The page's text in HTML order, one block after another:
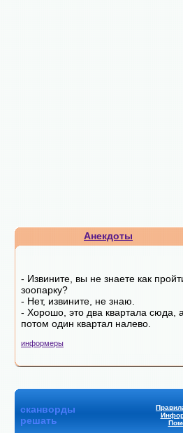
Анекдоты
- Извините, вы не знаете как
зоопарку?
- Нет, извините, не знаю.
- Хорошо, это два квартала сюда, а
потом один квартал налево.
информеры
сканворды
решать